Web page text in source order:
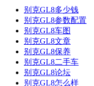
别克GL8多少钱
别克GL8参数配置
别克GL8车图
别克GL8文章
别克GL8保养
别克GL8二手车
别克GL8论坛
别克GL8怎么样